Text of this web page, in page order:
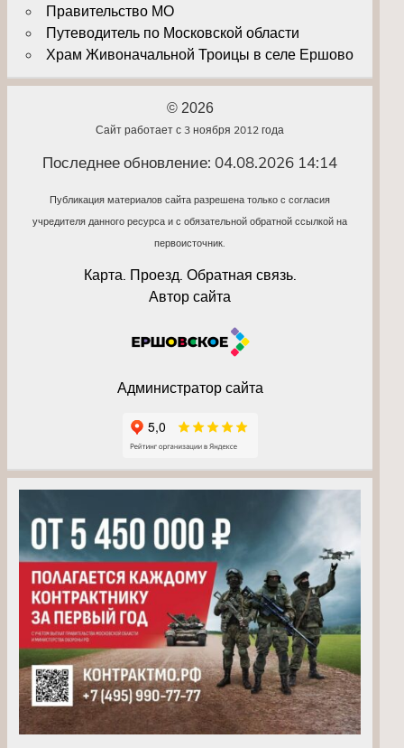
Правительство МО
Путеводитель по Московской области
Храм Живоначальной Троицы в селе Ершово
© 2026
Сайт работает с 3 ноября 2012 года
Последнее обновление: 04.08.2026 14:14
Публикация материалов сайта разрешена только с согласия
учредителя данного ресурса и с обязательной обратной ссылкой на
первоисточник.
Карта. Проезд. Обратная связь.
Автор сайта
Администратор сайта